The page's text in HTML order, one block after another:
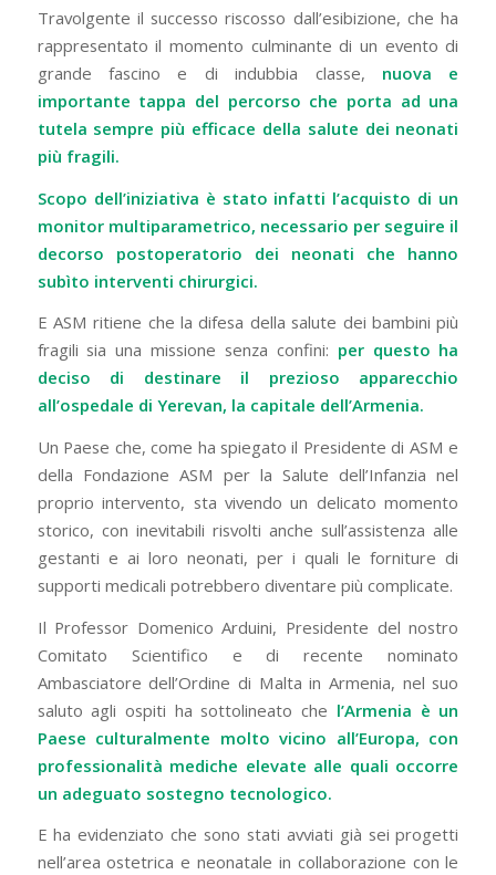
Travolgente il successo riscosso dall’esibizione, che ha
rappresentato il momento culminante di un evento di
grande fascino e di indubbia classe, nuova e
importante tappa del percorso che porta ad una
tutela sempre più efficace della salute dei neonati
più fragili.
Scopo dell’iniziativa è stato infatti l’acquisto di un
monitor multiparametrico, necessario per seguire il
decorso postoperatorio dei neonati che hanno
subìto interventi chirurgici.
E ASM ritiene che la difesa della salute dei bambini più
fragili sia una missione senza confini: per questo ha
deciso di destinare il prezioso apparecchio
all’ospedale di Yerevan, la capitale dell’Armenia.
Un Paese che, come ha spiegato il Presidente di ASM e
della Fondazione ASM per la Salute dell’Infanzia nel
proprio intervento, sta vivendo un delicato momento
storico, con inevitabili risvolti anche sull’assistenza alle
gestanti e ai loro neonati, per i quali le forniture di
supporti medicali potrebbero diventare più complicate.
Il Professor Domenico Arduini, Presidente del nostro
Comitato Scientifico e di recente nominato
Ambasciatore dell’Ordine di Malta in Armenia, nel suo
saluto agli ospiti ha sottolineato che l’Armenia è un
Paese culturalmente molto vicino all’Europa, con
professionalità mediche elevate alle quali occorre
un adeguato sostegno tecnologico.
E ha evidenziato che sono stati avviati già sei progetti
nell’area ostetrica e neonatale in collaborazione con le